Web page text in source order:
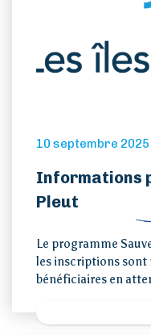
10 septembre 2025
Informations
Pleut
Le programme
les inscriptions sont
bénéficiaires en